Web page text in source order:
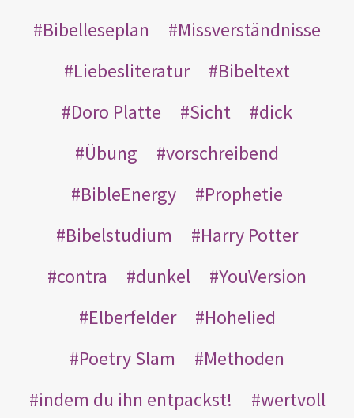
Bibelleseplan
Missverständnisse
Liebesliteratur
Bibeltext
Doro Platte
Sicht
dick
Übung
vorschreibend
BibleEnergy
Prophetie
Bibelstudium
Harry Potter
contra
dunkel
YouVersion
Elberfelder
Hohelied
Poetry Slam
Methoden
indem du ihn entpackst!
wertvoll